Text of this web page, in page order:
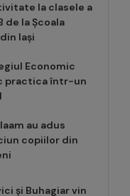
la clasele a
de la Școala
Iași
Economic
practica într-un
au adus
copiilor din
și Buhagiar vin